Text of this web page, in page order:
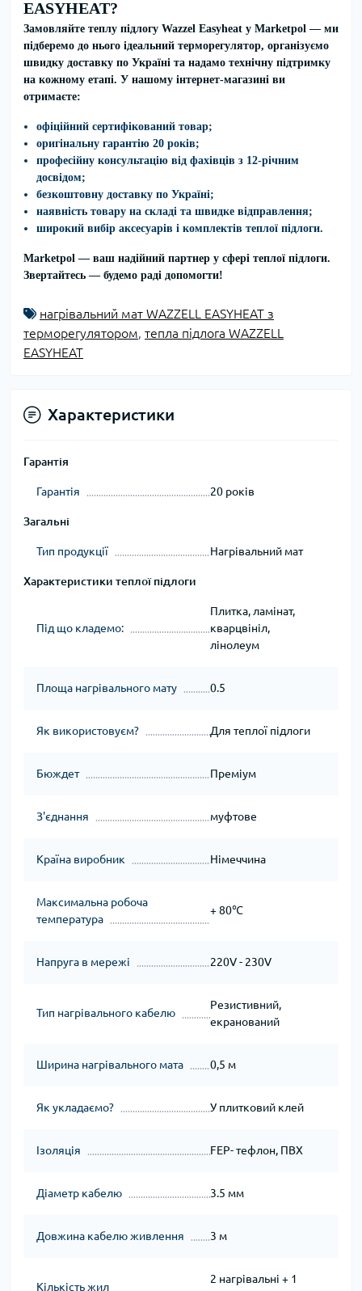
EASYHEAT?
Замовляйте теплу підлогу Wazzel Easyheat у Marketpol — ми
підберемо до нього ідеальний терморегулятор, організуємо
швидку доставку по Україні та надамо технічну підтримку
на кожному етапі. У нашому інтернет-магазині ви
отримаєте:
офіційний сертифікований товар;
оригінальну гарантію 20 років;
професійну консультацію від фахівців з 12-річним
досвідом;
безкоштовну доставку по Україні;
наявність товару на складі та швидке відправлення;
широкий вибір аксесуарів і комплектів теплої підлоги.
Marketpol — ваш надійний партнер у сфері теплої підлоги.
Звертайтесь — будемо раді допомогти!
нагрівальний мат WAZZELL EASYHEAT з
терморегулятором тепла підлога WAZZELL
EASYHEAT
Характеристики
Гарантія
Гарантія 20 років
Загальні
Тип продукції Нагрівальний мат
Характеристики теплої підлоги
Під що кладемо:
Плитка, ламінат,
кварцвініл,
лінолеум
Площа нагрівального мату 0.5
Як використовуєм? Для теплої підлоги
Бюждет Преміум
З'єднання муфтове
Країна виробник Німеччина
Максимальна робоча
температура
+ 80℃
Напруга в мережі 220V - 230V
Тип нагрівального кабелю
Резистивний,
екранований
Ширина нагрівального мата 0,5 м
Як укладаємо? У плитковий клей
Ізоляція FEP- тефлон, ПВХ
Діаметр кабелю 3.5 мм
Довжина кабелю живлення 3 м
Кількість жил
2 нагрівальні + 1